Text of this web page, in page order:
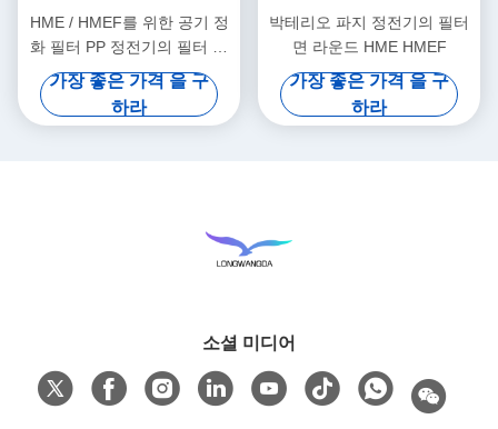
HME / HMEF를 위한 공기 정
화 필터 PP 정전기의 필터 논
문
가장 좋은 가격 을 구
하라
박테리오 파지 정전기의 필터
면 라운드 HME HMEF
가장 좋은 가격 을 구
하라
소셜 미디어